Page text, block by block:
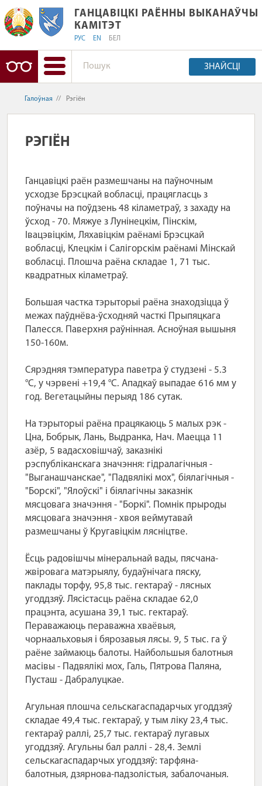
ГАНЦАВІЦКІ РАЁННЫ ВЫКАНАЎЧЫ
ГАНЦАВІЦКІ РАЁННЫ ВЫКАНАЎЧЫ
КАМІТЭТ
РУС EN БЕЛ
ЗНАЙСЦІ
Галоўная // Рэгіён
РЭГІЁН
Ганцавіцкі раён размешчаны на паўночным
усходзе Брэсцкай вобласці, працягласць з
поўначы на ​​поўдзень 48 кіламетраў, з захаду на
ўсход - 70. Мяжуе з Лунінецкім, Пінскім,
Івацэвіцкім, Ляхавіцкім раёнамі Брэсцкай
вобласці, Клецкім і Салігорскім раёнамі Мінскай
вобласці. Плошча раёна складае 1, 71 тыс.
квадратных кіламетраў.
Большая частка тэрыторыі раёна знаходзіцца ў
межах паўднёва-ўсходняй часткі Прыпяцкага
Палесся. Паверхня раўнінная. Асноўная вышыня
150-160м.
Сярэдняя тэмпература паветра ў студзені - 5.3
°С, у чэрвені +19,4 °С. Ападкаў выпадае 616 мм у
год. Вегетацыйны перыяд 186 сутак.
На тэрыторыі раёна працякаюць 5 малых рэк -
Цна, Бобрык, Лань, Выдранка, Нач. Маецца 11
азёр, 5 вадасховішчаў, заказнікі
рэспубліканскага значэння: гідралагічныя -
"Выганашчанскае", "Падвялікі мох", біялагічныя -
"Борскі", "Ялоўскі" і біялагічны заказнік
мясцовага значэння - "Боркі". Помнік прыроды
мясцовага значэння - хвоя веймутавай
размешчаны ў Кругавіцкім лясніцтве.
Ёсць радовішчы мінеральнай вады, пясчана-
жвіровага матэрыялу, будаўнічага пяску,
паклады торфу, 95,8 тыс. гектараў - лясных
угоддзяў. Лясістасць раёна складае 62,0
працэнта, асушана 39,1 тыс. гектараў.
Пераважаюць пераважна хваёвыя,
чорнаальховыя і бярозавыя лясы. 9, 5 тыс. га ў
раёне займаюць балоты. Найбольшыя балотныя
масівы - Падвялікі мох, Галь, Пятрова Паляна,
Пусташ - Дабралуцкае.
Агульная плошча сельскагаспадарчых угоддзяў
складае 49,4 тыс. гектараў, у тым ліку 23,4 тыс.
гектараў раллі, 25,7 тыс. гектараў лугавых
угоддзяў. Агульны бал раллі - 28,4. Землі
сельскагаспадарчых угоддзяў: тарфяна-
балотныя, дзярнова-падзолістыя, забалочаныя.